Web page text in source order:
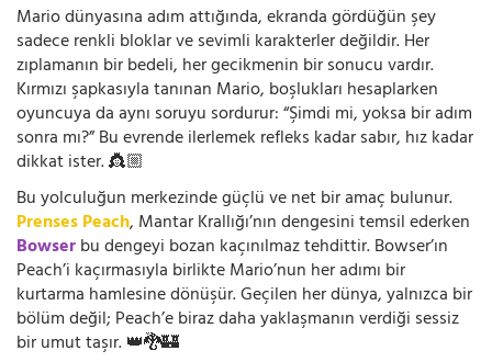
Mario dünyasına adım attığında, ekranda gördüğün şey
sadece renkli bloklar ve sevimli karakterler değildir. Her
zıplamanın bir bedeli, her gecikmenin bir sonucu vardır.
Kırmızı şapkasıyla tanınan Mario, boşlukları hesaplarken
oyuncuya da aynı soruyu sordurur: “Şimdi mi, yoksa bir adım
sonra mı?” Bu evrende ilerlemek refleks kadar sabır, hız kadar
dikkat ister. 👸🏼
Bu yolculuğun merkezinde güçlü ve net bir amaç bulunur.
Prenses Peach, Mantar Krallığı’nın dengesini temsil ederken
Bowserbu dengeyi bozan kaçınılmaz tehdittir. Bowser’ın
Peach’i kaçırmasıyla birlikte Mario’nun her adımı bir
kurtarma hamlesine dönüşür. Geçilen her dünya, yalnızca bir
bölüm değil; Peach’e biraz daha yaklaşmanın verdiği sessiz
bir umut taşır. 👑🐉🏰